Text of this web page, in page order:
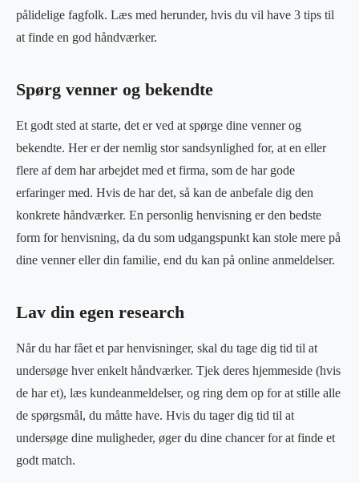
pålidelige fagfolk. Læs med herunder, hvis du vil have 3 tips til
at finde en god håndværker.
Spørg venner og bekendte
Et godt sted at starte, det er ved at spørge dine venner og
bekendte. Her er der nemlig stor sandsynlighed for, at en eller
flere af dem har arbejdet med et firma, som de har gode
erfaringer med. Hvis de har det, så kan de anbefale dig den
konkrete håndværker. En personlig henvisning er den bedste
form for henvisning, da du som udgangspunkt kan stole mere på
dine venner eller din familie, end du kan på online anmeldelser.
Lav din egen research
Når du har fået et par henvisninger, skal du tage dig tid til at
undersøge hver enkelt håndværker. Tjek deres hjemmeside (hvis
de har et), læs kundeanmeldelser, og ring dem op for at stille alle
de spørgsmål, du måtte have. Hvis du tager dig tid til at
undersøge dine muligheder, øger du dine chancer for at finde et
godt match.